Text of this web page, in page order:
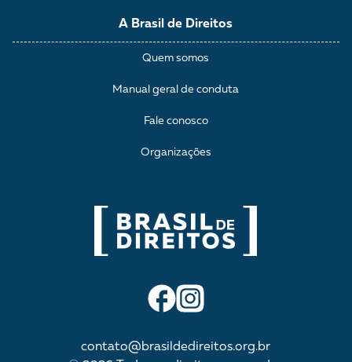
contato@brasildedireitos.org.br
A Brasil de Direitos
Quem somos
Manual geral de conduta
Fale conosco
Organizações